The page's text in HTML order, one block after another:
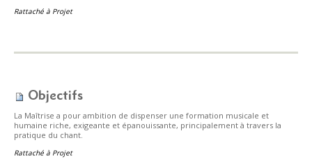
Rattaché à Projet
Objectifs
La Maîtrise a pour ambition de dispenser une formation musicale et
humaine riche, exigeante et épanouissante, principalement à travers la
pratique du chant.
Rattaché à Projet